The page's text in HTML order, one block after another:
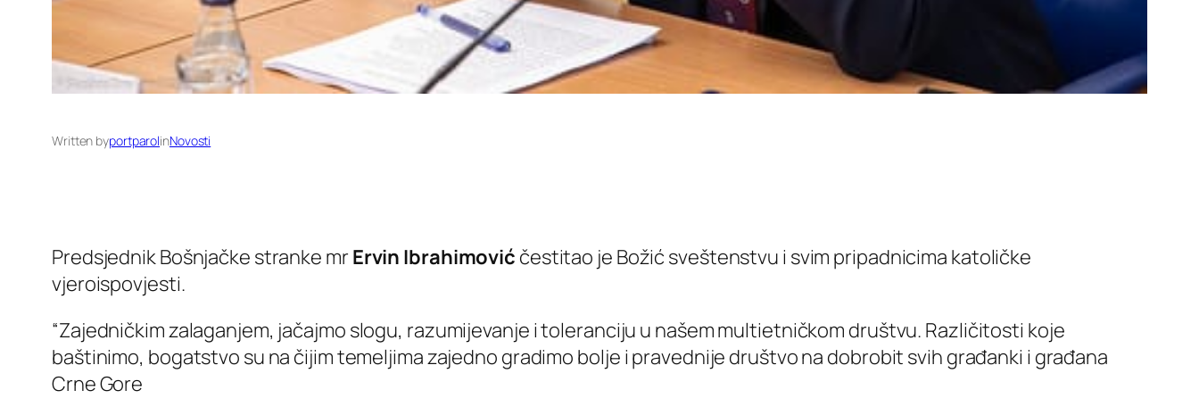
Written byportparolinNovosti
Predsjednik Bošnjačke stranke mr Ervin Ibrahimović čestitao je Božić sveštenstvu i svim pripadnicima katoličke
vjeroispovjesti.
“Zajedničkim zalaganjem, jačajmo slogu, razumijevanje i toleranciju u našem multietničkom društvu. Različitosti koje
baštinimo, bogatstvo su na čijim temeljima zajedno gradimo bolje i pravednije društvo na dobrobit svih građanki i građana
Crne Gore